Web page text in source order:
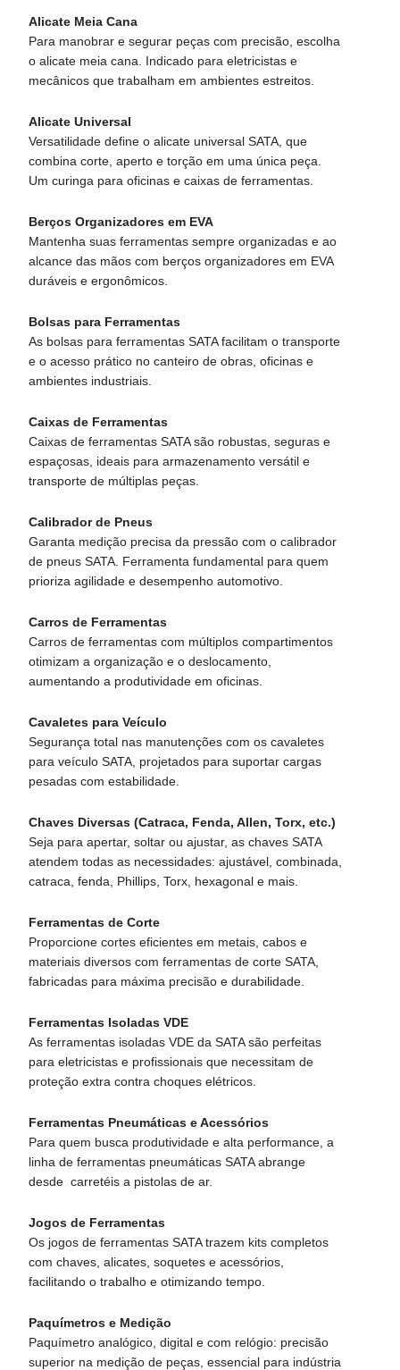
Alicate Meia Cana
Para manobrar e segurar peças com precisão, escolha
o alicate meia cana. Indicado para eletricistas e
mecânicos que trabalham em ambientes estreitos.
Alicate Universal
Versatilidade define o alicate universal SATA, que
combina corte, aperto e torção em uma única peça.
Um curinga para oficinas e caixas de ferramentas.
Berços Organizadores em EVA
Mantenha suas ferramentas sempre organizadas e ao
alcance das mãos com berços organizadores em EVA
duráveis e ergonômicos.
Bolsas para Ferramentas
As bolsas para ferramentas SATA facilitam o transporte
e o acesso prático no canteiro de obras, oficinas e
ambientes industriais.
Caixas de Ferramentas
Caixas de ferramentas SATA são robustas, seguras e
espaçosas, ideais para armazenamento versátil e
transporte de múltiplas peças.
Calibrador de Pneus
Garanta medição precisa da pressão com o calibrador
de pneus SATA. Ferramenta fundamental para quem
prioriza agilidade e desempenho automotivo.
Carros de Ferramentas
Carros de ferramentas com múltiplos compartimentos
otimizam a organização e o deslocamento,
aumentando a produtividade em oficinas.
Cavaletes para Veículo
Segurança total nas manutenções com os cavaletes
para veículo SATA, projetados para suportar cargas
pesadas com estabilidade.
Chaves Diversas (Catraca, Fenda, Allen, Torx, etc.)
Seja para apertar, soltar ou ajustar, as chaves SATA
atendem todas as necessidades: ajustável, combinada,
catraca, fenda, Phillips, Torx, hexagonal e mais.
Ferramentas de Corte
Proporcione cortes eficientes em metais, cabos e
materiais diversos com ferramentas de corte SATA,
fabricadas para máxima precisão e durabilidade.
Ferramentas Isoladas VDE
As ferramentas isoladas VDE da SATA são perfeitas
para eletricistas e profissionais que necessitam de
proteção extra contra choques elétricos.
Ferramentas Pneumáticas e Acessórios
Para quem busca produtividade e alta performance, a
linha de ferramentas pneumáticas SATA abrange
desde carretéis a pistolas de ar.
Jogos de Ferramentas
Os jogos de ferramentas SATA trazem kits completos
com chaves, alicates, soquetes e acessórios,
facilitando o trabalho e otimizando tempo.
Paquímetros e Medição
Paquímetro analógico, digital e com relógio: precisão
superior na medição de peças, essencial para indústria